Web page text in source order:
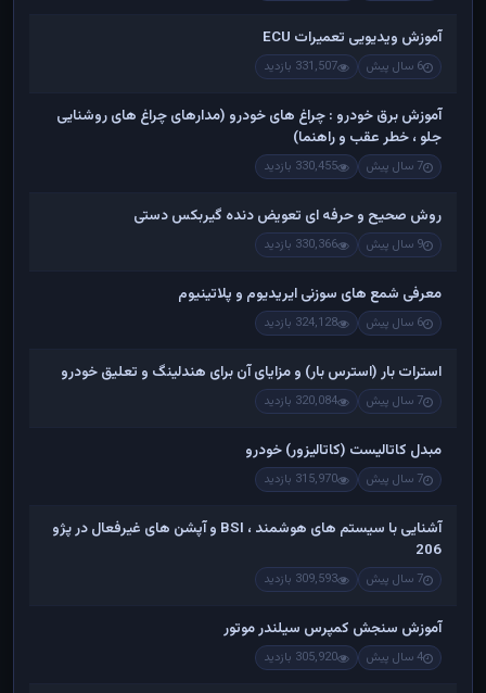
آموزش ویدیویی تعمیرات ECU
6 سال پیش 331,507 بازدید
آموزش برق خودرو : چراغ های خودرو (مدارهای چراغ های روشنایی
جلو ، خطر عقب و راهنما)
7 سال پیش 330,455 بازدید
روش صحیح و حرفه ای تعویض دنده گیربکس دستی
9 سال پیش 330,366 بازدید
معرفی شمع های سوزنی ایریدیوم و پلاتینیوم
6 سال پیش 324,128 بازدید
استرات بار (استرس بار) و مزایای آن برای هندلینگ و تعلیق خودرو
7 سال پیش 320,084 بازدید
مبدل کاتالیست (کاتالیزور) خودرو
7 سال پیش 315,970 بازدید
آشنایی با سیستم های هوشمند ، BSI و آپشن های غیرفعال در پژو
206
7 سال پیش 309,593 بازدید
آموزش سنجش کمپرس سیلندر موتور
4 سال پیش 305,920 بازدید